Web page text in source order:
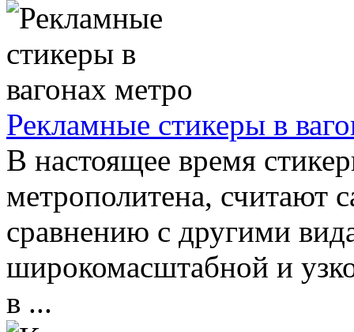
Рекламные стикеры в
В настоящее время
метрополитена, считают
сравнению с другими
широкомасштабной и
в ...